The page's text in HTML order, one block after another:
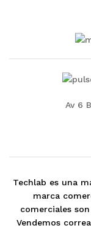
Av 6
Techlab es una
marca
comerciales
Vendemos